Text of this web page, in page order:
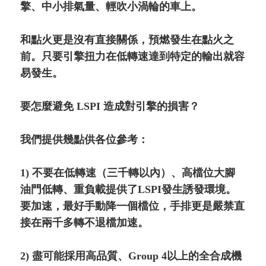
擎、中小排氣量、輕吹小渦輪的車上。
和點火更是沒有直接關係，預燃發生在點火之
前。只要引擎扭力在低轉速達到特定的輸出就容
易發生。
要怎麼避免 LSPI 造成對引擎的損害？
我們提供幾點供各位參考：
1) 不要在低轉速（三千轉以內）、高檔位大腳
油門低轉、重負載提供了LSPI發生誘發環境。
要加速，最好手動降一個檔位，手排更是嚴禁直
接在兩千多轉不退檔加速。
2) 盡可能採用高品質、Group 4以上的全合成機